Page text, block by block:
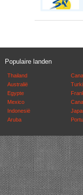
Populaire landen
Thailand
Australië
Egypte
Mexico
Indonesië
Aruba